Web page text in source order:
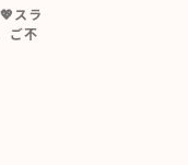
スラ
ご不